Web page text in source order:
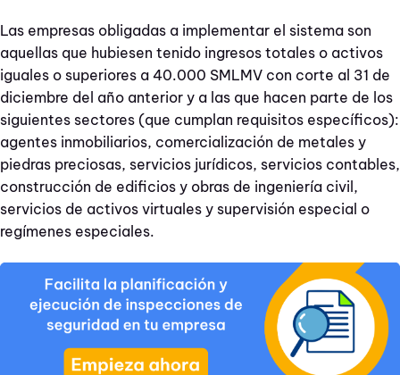
Las empresas obligadas a implementar el sistema son
aquellas que hubiesen tenido ingresos totales o activos
iguales o superiores a 40.000 SMLMV con corte al 31 de
diciembre del año anterior y a las que hacen parte de los
siguientes sectores (que cumplan requisitos específicos):
agentes inmobiliarios, comercialización de metales y
piedras preciosas, servicios jurídicos, servicios contables,
construcción de edificios y obras de ingeniería civil,
servicios de activos virtuales y supervisión especial o
regímenes especiales.